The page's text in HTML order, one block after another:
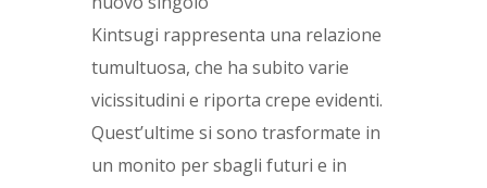
Kintsugi rappresenta una relazione
tumultuosa, che ha subito varie
vicissitudini e riporta crepe evidenti.
Quest’ultime si sono trasformate in
un monito per sbagli futuri e in